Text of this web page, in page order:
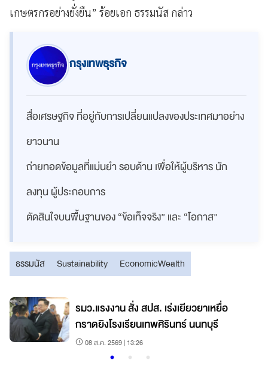
เกษตรกรอย่างยั่งยืน” ร้อยเอก ธรรมนัส กล่าว
กรุงเทพธุรกิจ
สื่อเศรษฐกิจ ที่อยู่กับการเปลี่ยนแปลงของประเทศมาอย่าง
ยาวนาน
ถ่ายทอดข้อมูลที่แม่นยำ รอบด้าน เพื่อให้ผู้บริหาร นัก
ลงทุน ผู้ประกอบการ
ตัดสินใจบนพื้นฐานของ “ข้อเท็จจริง” และ “โอกาส”
ธรรมนัส Sustainability EconomicWealth
รมว.แรงงาน สั่ง สปส. เร่งเยียวยาเหยื่อ
กราดยิงโรงเรียนเทพศิรินทร์ นนทบุรี
08 ส.ค. 2569 | 13:26